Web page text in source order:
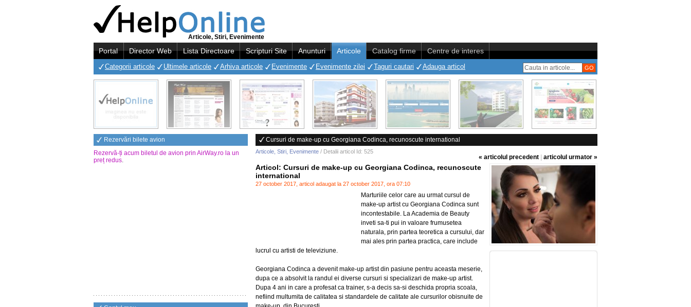
Articole, Stiri, Evenimente
Portal Director Web Lista Directoare Scripturi Site Anunturi Articole Catalog firme Centre de interes
Categorii articole Ultimele articole Arhiva articole Evenimente Evenimente zilei Taguri cautari Adauga articol
Rezervări bilete avion
Rezervă-ți acum biletul de avion prin AirWay.ro la un
preț redus.
Cursuri de make-up cu Georgiana Codinca, recunoscute international
Articole, Stiri, Evenimente / Detalii articol Id: 525
« articolul precedent articolul urmator »
Articol: Cursuri de make-up cu Georgiana Codinca, recunoscute
international
27 october 2017, articol adaugat la 27 october 2017, ora 07:10
Marturiile celor care au urmat cursul de
make-up artist cu Georgiana Codinca sunt
incontestabile. La Academia de Beauty
inveti sa-ti pui in valoare frumusetea
naturala, prin partea teoretica a cursului, dar
mai ales prin partea practica, care include
lucrul cu artisti de televiziune.
Georgiana Codinca a devenit make-up artist din pasiune pentru aceasta meserie,
dupa ce a absolvit la randul ei diverse cursuri si specializari de make-up artist.
Dupa 4 ani in care a profesat ca trainer, s-a decis sa-si deschida propria scoala,
nefiind multumita de calitatea si standardele de calitate ale cursurilor obisnuite de